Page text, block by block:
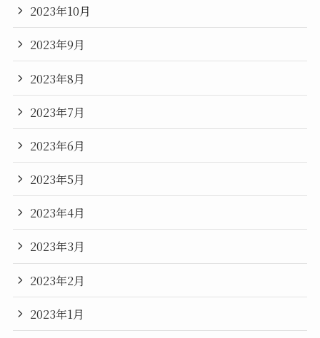
2023年10月
2023年9月
2023年8月
2023年7月
2023年6月
2023年5月
2023年4月
2023年3月
2023年2月
2023年1月